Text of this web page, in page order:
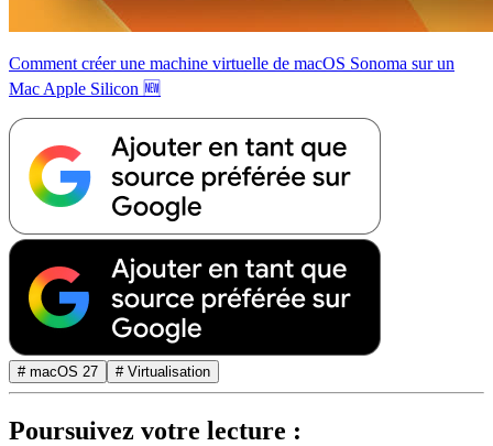
Comment créer une machine virtuelle de macOS Sonoma sur un
Mac Apple Silicon 🆕
# macOS 27 # Virtualisation
Poursuivez votre lecture :